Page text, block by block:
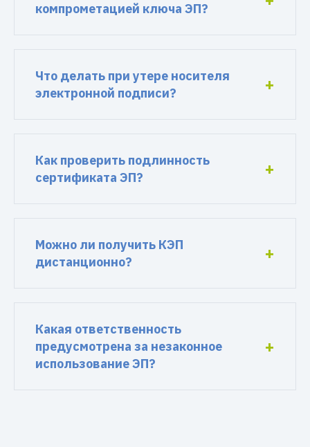
компрометацией ключа ЭП?
Что делать при утере носителя
электронной подписи?
Как проверить подлинность
сертификата ЭП?
Можно ли получить КЭП
дистанционно?
Какая ответственность
предусмотрена за незаконное
использование ЭП?